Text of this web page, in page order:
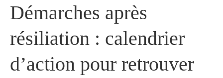
Démarches après
résiliation : calendrier
d’action pour retrouver